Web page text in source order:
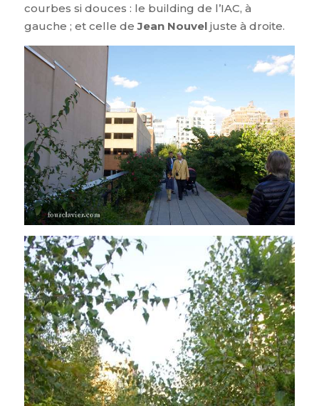
courbes si douces : le building de l’IAC, à
gauche ; et celle deJean Nouveljuste à droite.